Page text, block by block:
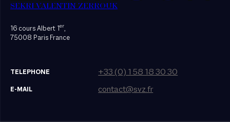
SEKRI VALENTIN ZERROUK
16 cours Albert 1er,
75008 Paris France
TELEPHONE +33 (0) 1 58 18 30 30
E-MAIL contact@svz.fr